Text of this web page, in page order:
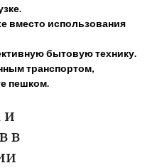
вместо использования
бытовую технику.
транспортом,
пешком.
и
в